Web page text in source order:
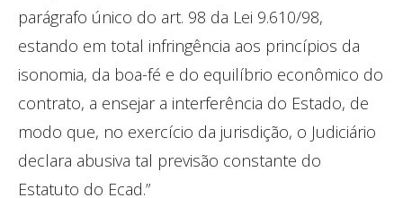
parágrafo único do art. 98 da Lei 9.610/98,
estando em total infringência aos princípios da
isonomia, da boa-fé e do equilíbrio econômico do
contrato, a ensejar a interferência do Estado, de
modo que, no exercício da jurisdição, o Judiciário
declara abusiva tal previsão constante do
Estatuto do Ecad.”